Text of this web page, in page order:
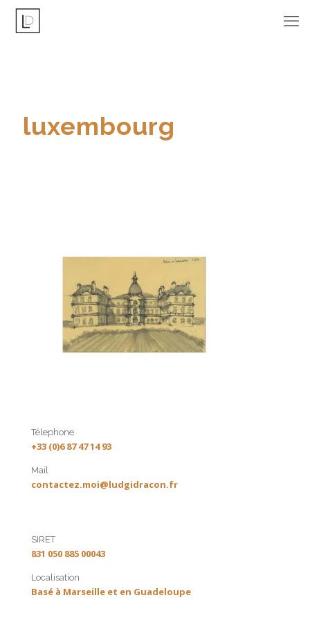
luxembourg
Télephone
+33 (0)6 87 47 14 93
Mail
contactez.moi@ludgidracon.fr
SIRET
831 050 885 00043
Localisation
Basé à Marseille et en Guadeloupe